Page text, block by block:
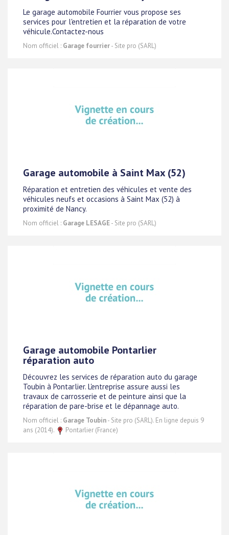
Le garage automobile Fourrier vous propose ses
services pour l'entretien et la réparation de votre
véhicule.Contactez-nous
Nom officiel : Garage fourrier- Site pro (SARL)
Garage automobile à Saint Max (52)
Réparation et entretien des véhicules et vente des
véhicules neufs et occasions à Saint Max (52) à
proximité de Nancy.
Nom officiel : Garage LESAGE- Site pro (SARL)
Garage automobile Pontarlier
réparation auto
Découvrez les services de réparation auto du garage
Toubin à Pontarlier. L'entreprise assure aussi les
travaux de carrosserie et de peinture ainsi que la
réparation de pare-brise et le dépannage auto.
Nom officiel : Garage Toubin- Site pro (SARL). En ligne depuis 9
ans (2014).
Pontarlier (France)